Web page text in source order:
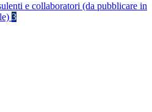
e collaboratori (da pubblicare in
3